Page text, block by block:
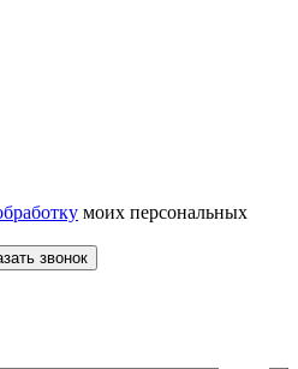
моих персональных
звонок